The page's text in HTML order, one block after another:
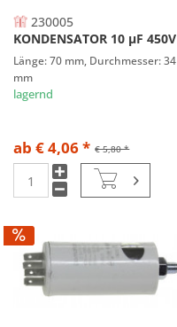
230005
KONDENSATOR 10 µF 450V
Länge: 70 mm, Durchmesser: 34
mm
lagernd
€ 5,80 *
ab € 4,06 *